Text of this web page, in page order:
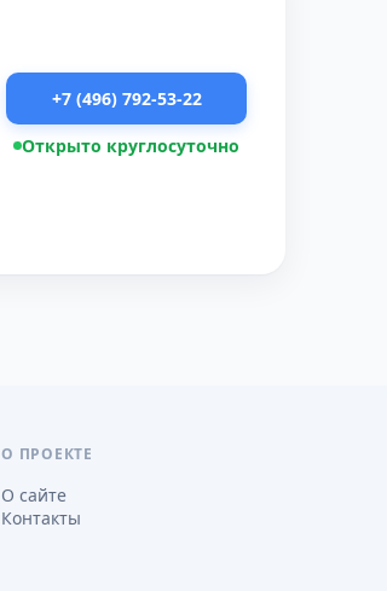
+7 (496) 792-53-22
Открыто круглосуточно
О ПРОЕКТЕ
О сайте
Контакты